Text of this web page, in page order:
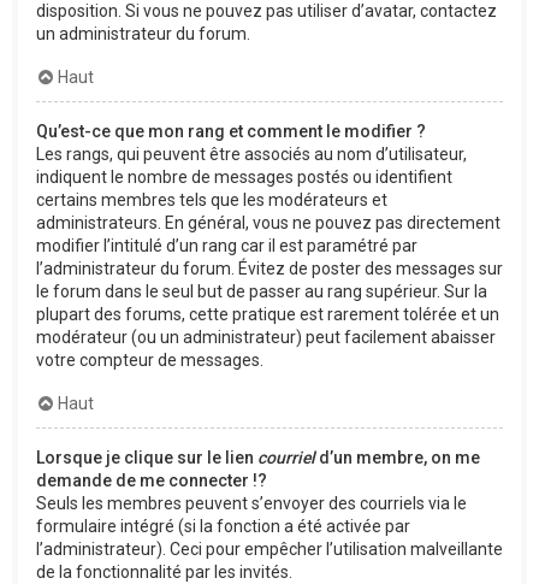
disposition. Si vous ne pouvez pas utiliser d’avatar, contactez
un administrateur du forum.
Haut
Qu’est-ce que mon rang et comment le modifier ?
Les rangs, qui peuvent être associés au nom d’utilisateur,
indiquent le nombre de messages postés ou identifient
certains membres tels que les modérateurs et
administrateurs. En général, vous ne pouvez pas directement
modifier l’intitulé d’un rang car il est paramétré par
l’administrateur du forum. Évitez de poster des messages sur
le forum dans le seul but de passer au rang supérieur. Sur la
plupart des forums, cette pratique est rarement tolérée et un
modérateur (ou un administrateur) peut facilement abaisser
votre compteur de messages.
Haut
Lorsque je clique sur le lien courrield’un membre, on me
demande de me connecter !?
Seuls les membres peuvent s’envoyer des courriels via le
formulaire intégré (si la fonction a été activée par
l’administrateur). Ceci pour empêcher l’utilisation malveillante
de la fonctionnalité par les invités.